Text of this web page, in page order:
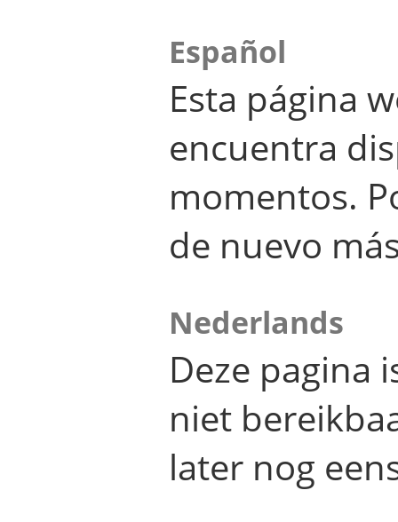
Español
Esta página
encuentra
momentos.
de nuevo
Nederlands
Deze pagina
niet
later nog